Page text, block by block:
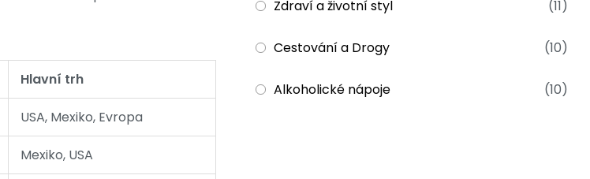
Hlavní trh
USA, Mexiko, Evropa
Mexiko, USA
Zdraví a životní styl (11)
Cestování a Drogy (10)
Alkoholické nápoje (10)